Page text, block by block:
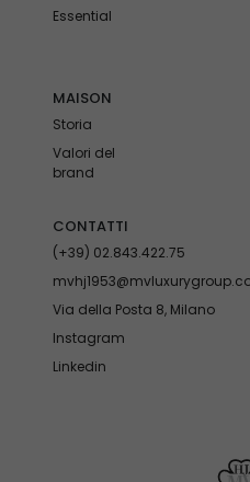
Essential
MAISON
Storia
Valori del
brand
CONTATTI
(+39) 02.843.422.75
Via della Posta 8, Milano
Instagram
Linkedin